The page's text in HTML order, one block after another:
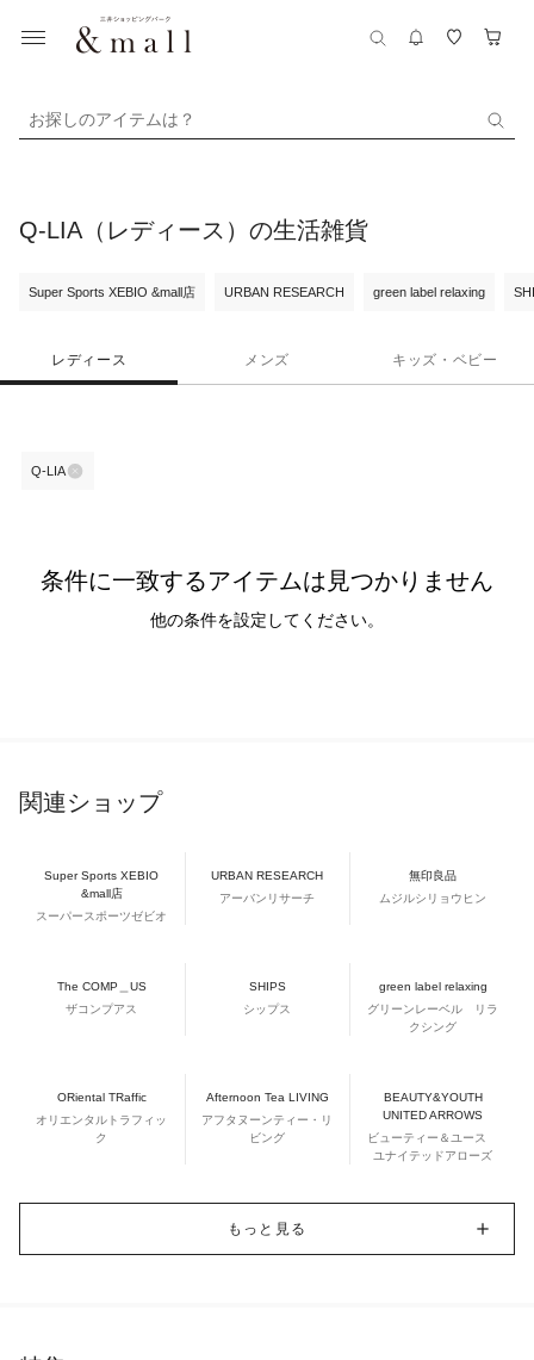
お探しのアイテムは？
Q-LIA（レディース）の生活雑貨
Super Sports XEBIO &mall店 URBAN RESEARCH green label relaxing
レディース メンズ キッズ・ベビー
Q-LIA
条件に一致するアイテムは見つかりません
他の条件を設定してください。
関連ショップ
Super Sports XEBIO
&mall店
スーパースポーツゼビオ
URBAN RESEARCH
アーバンリサーチ
無印良品
ムジルシリョウヒン
The COMP＿US
ザコンプアス
SHIPS
シップス
green label relaxing
グリーンレーベル リラ
クシング
ORiental TRaffic
オリエンタルトラフィッ
ク
Afternoon Tea LIVING
アフタヌーンティー・リ
ビング
BEAUTY&YOUTH
UNITED ARROWS
ビューティー＆ユース
ユナイテッドアローズ
もっと見る